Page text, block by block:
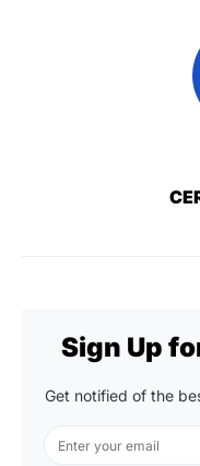
Sign Up
Get notified of the